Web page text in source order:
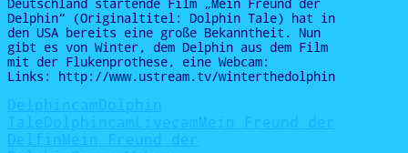
Deutschland startende Film „Mein Freund der
Delphin“ (Originaltitel: Dolphin Tale) hat in
den USA bereits eine große Bekanntheit. Nun
gibt es von Winter, dem Delphin aus dem Film
mit der Flukenprothese, eine Webcam:
Links: http://www.ustream.tv/winterthedolphin